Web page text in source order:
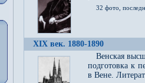
32 фото,
XIX век. 1880-1890
Венская
подготовка к
в Вене.